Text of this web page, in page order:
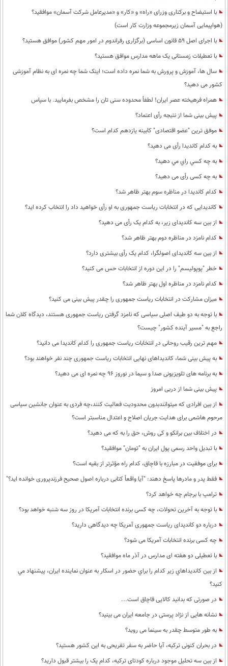
با استیضاح و برکناری وزرای «راه» و «کار» و «مدیرعامل شرکت آسمان» موافقید؟
(هواپیمایی آسمان زیرمجموعه وزارت کار است)
با اجرای اصل 59 قانون اساسی (برگزاری رفراندوم در امور مهم کشور) موافق هستید؟
با تعطیلات زمستانی یک ماهه مدارس موافق هستید؟
سال ها، آموزش و پرورش به شما نمره داده است؛ اینک شما چه نمره ای به نظام آموزشی
کشور می دهید؟
همراه فرهیخته عصر ایران! لطفاً محدوده سنی تان را مشخص بفرمایید. با سپاس
پیش بینی شما از نتیجه رأی اعتماد؟
موفق ترین "عضو اقتصادی" کابینه یازدهم کدام است؟
به کدام کاندیدا رأی می دهید؟
به چه كسي راي مي دهيد؟
به چه کسی رأی می دهید؟
کدام کاندیدا در مناظره سوم بهتر ظاهر شد؟
کاندیدایی که در انتخابات ریاست جمهوری به او رأی خواهید داد را انتخاب کرده اید؟
از بین سه کاندیدای زیر، به کدام یک رأی می دهید؟
کدام نامزد در مناظره دوم بهتر ظاهر شد؟
از بین سه کاندیدای اصولگرا، کدام یک رأی بیشتری دارد؟
خطر "پوپولیسم" را در این دوره از انتخابات حس می کنید؟
کدام نامزد در مناظره اول بهتر ظاهر شد؟
میزان مشارکت در انتخابات ریاست جمهوری را چقدر پیش بینی می کنید؟
با توجه به دو طیف اصلی سیاسی که نامزد گرفتن ریاست جمهوری هستند، دیدگاه کلان شما
راجع به "مسیر آینده کشور" چیست؟
مهم ترین رقیب روحانی در انتخابات ریاست جمهوری را کدام کاندیدا می دانید؟
به پیش بینی شما، کاندیداهای نهایی انتخابات ریاست جمهوری چند نفر خواهند بود؟
به برنامه های تلویزیونی صدا و سیما در نوروز 96 چه نمره ای می دهید؟
پیش بینی شما از دربی امروز
از بین افرادی که میتوانندبدون محدودیت فعالیت کنند،چه فردی به عنوان جانشین سیاسی
مرحوم هاشمی برای هدایت جریان اصلاح و اعتدال مناسبتر است؟
در اختلاف بین برانکو و کی روش، حق را به که می دهید؟
با تبدیل واحد رسمی پول ایران به "تومان" موافقید؟
برای موفقیت در مبارزه با قاچاق، کدام راه مؤثرتر از بقیه است؟
فقط پدر و مادرها پاسخ دهند: "آیا واقعاً کتابی درباره اصول صحیح فرزندپروری خوانده اید؟"
ترامپ با برجام چه خواهد کرد؟
با توجه به آخرین تحولات، چه کسی برنده انتخابات آمریکا در روز سه شنبه خواهد بود؟
درباره دو کاندیدای ریاست جمهوری آمریکا چه دیدگاهی دارید؟
چه کسی برنده انتخابات آمریکا می شود؟
با تعطیلی دو هفته ای مدارس در آذر ماه موافقید؟
از بين كانديداهاي زير كدام را براي حضور در اسكار به عنوان نماينده ايران، پيشنهاد مي
كنيد؟
در صورتی که بدانید کالایی قاچاق است...
نشانه هایی از نژاد پرستی در جامعه ایران می بینید؟
به طور متوسط چقدر به سینما می روید؟
در بحران کنونی ترکیه، آیا حاضر به سفر تفریحی به این کشور هستید؟
از بین سه تحلیل موجود درباره کودتای ترکیه، کدام یک را بیشتر قبول دارید؟